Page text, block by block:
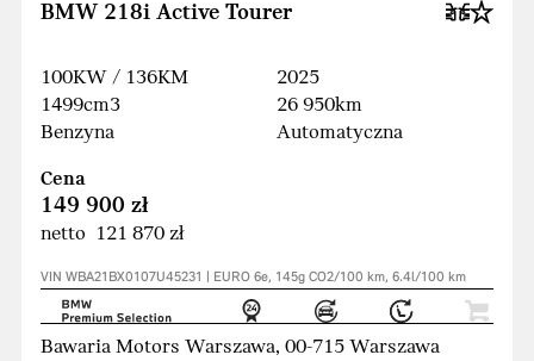
BMW 218i Active Tourer
100KW / 136KM
1499cm3
Benzyna
2025
26 950km
Automatyczna
Cena
149 900 zł
netto 121 870 zł
VIN WBA21BX0107U45231 | EURO 6e, 145g CO2/100 km, 6.4l/100 km
Bawaria Motors Warszawa, 00-715 Warszawa